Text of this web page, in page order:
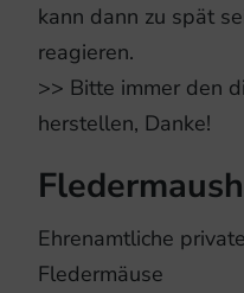
kann dann zu spät
reagieren.
>> Bitte immer den
herstellen, Danke!
Ehrenamtliche
Fledermäuse